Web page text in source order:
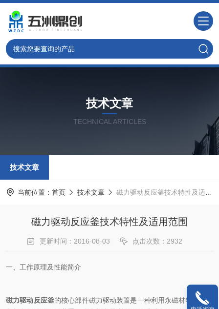
技术文章
TECHNICAL ARTICLES
技术文章
当前位置： 首页 技术文章 磁力驱动反应釜技术特性及适用范围
磁力驱动反应釜技术特性及适用范围
更新时间：2016-08-03 点击次数：2932
一、工作原理及性能简介
磁力驱动反应釜的核心部件磁力驱动装置是一种利用永磁材料进行磁